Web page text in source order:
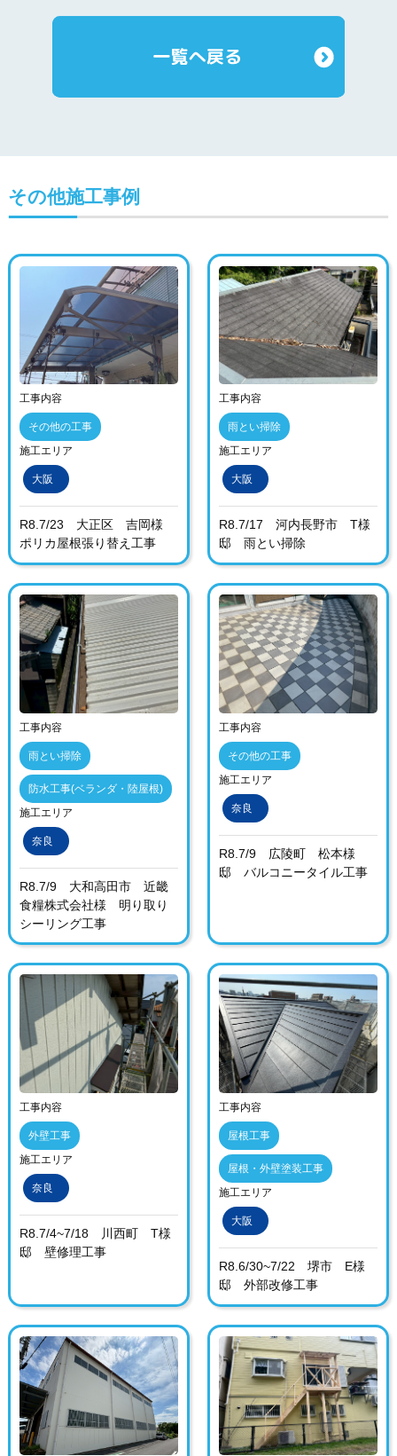
その他施工事例
工事内容
その他の工事
施工エリア
大阪
R8.7/23 大正区 吉岡様
ポリカ屋根張り替え工事
工事内容
雨とい掃除
施工エリア
大阪
R8.7/17 河内長野市 T様
邸 雨とい掃除
工事内容
雨とい掃除
防水工事(ベランダ・陸屋根)
施工エリア
奈良
R8.7/9 大和高田市 近畿
食糧株式会社様 明り取り
シーリング工事
工事内容
その他の工事
施工エリア
奈良
R8.7/9 広陵町 松本様
邸 バルコニータイル工事
工事内容
外壁工事
施工エリア
奈良
R8.7/4~7/18 川西町 T様
邸 壁修理工事
工事内容
屋根工事
屋根・外壁塗装工事
施工エリア
大阪
R8.6/30~7/22 堺市 E様
邸 外部改修工事